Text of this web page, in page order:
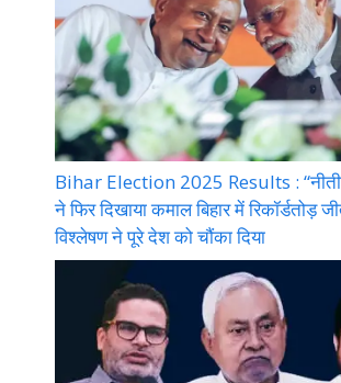
Bihar Election 2025 Results :
ने फिर दिखाया कमाल बिहार में रिकॉर्डतोड़
विश्लेषण ने पूरे देश को चौंका दिया